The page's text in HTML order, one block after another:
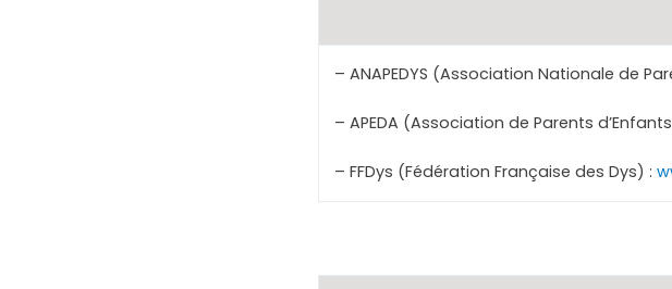
– ANAPEDYS (Association Nationale de
– APEDA (Association de Parents
– FFDys (Fédération Française des Dys) :